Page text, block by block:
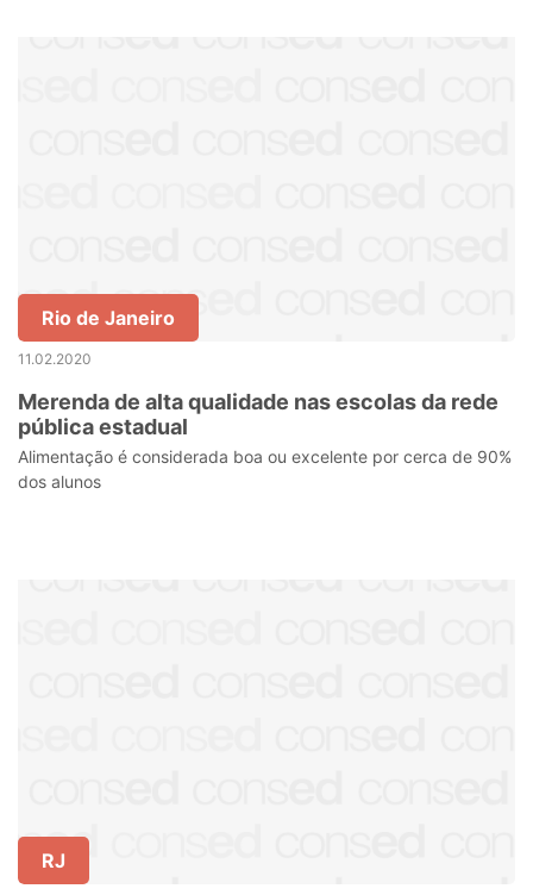
Rio de Janeiro
11.02.2020
Merenda de alta qualidade nas escolas da rede
pública estadual
Alimentação é considerada boa ou excelente por cerca de 90%
dos alunos
RJ